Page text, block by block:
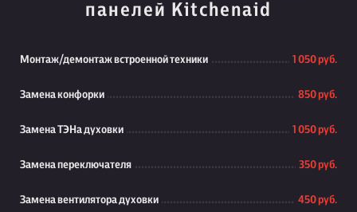
панелей Kitchenaid
Монтаж/демонтаж встроенной техники 1 050 руб.
Замена конфорки 850 руб.
Замена ТЭНа духовки 1 050 руб.
Замена переключателя 350 руб.
Замена вентилятора духовки 450 руб.